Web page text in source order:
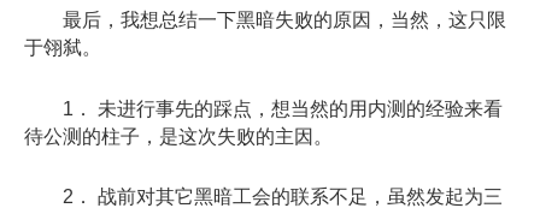
最后，我想总结一下黑暗失败的原因，当然，这只限
于翎弑。
1． 未进行事先的踩点，想当然的用内测的经验来看
待公测的柱子，是这次失败的主因。
2． 战前对其它黑暗工会的联系不足，虽然发起为三